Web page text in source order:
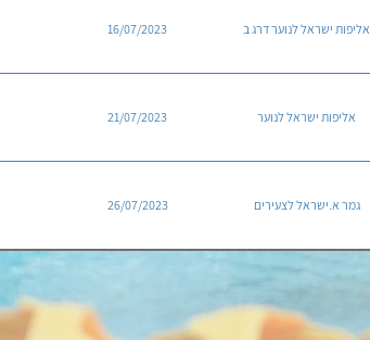
אליפות ישראל לנוער דרג ב 16/07/2023
אליפות ישראל לנוער 21/07/2023
גמר א.ישראל לצעירים 26/07/2023